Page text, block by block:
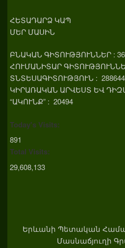
ՀԵՏԱԴԱՐՁ ԿԱՊ
ՄԵՐ ՄԱՍԻՆ
ԲՆԱԿԱՆ ԳԻՏՈՒԹՅՈՒՆՆԵՐ :
ՀՈՒՄԱՆԻՏԱՐ
ՏՆՏԵՍԱԳԻՏՈՒԹՅՈՒՆ : 288644
ԿԻՐԱՌԱԿԱՆ ԱՐՎԵՍՏ ԵՎ
“ԱԿՈՒՆՔ” : 20494
Today's Visits:
891
Total Visits:
29,608,133
Երևանի Պետական
Մասնաճյուղի